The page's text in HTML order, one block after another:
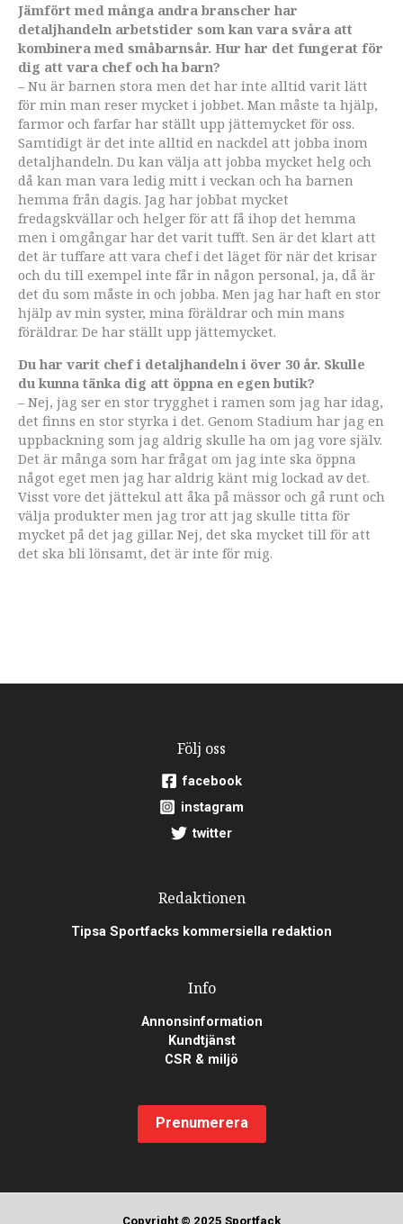
Jämfört med många andra branscher har
detaljhandeln arbetstider som kan vara svåra att
kombinera med småbarnsår. Hur har det fungerat för
dig att vara chef och ha barn?
– Nu är barnen stora men det har inte alltid varit lätt
för min man reser mycket i jobbet. Man måste ta hjälp,
farmor och farfar har ställt upp jättemycket för oss.
Samtidigt är det inte alltid en nackdel att jobba inom
detaljhandeln. Du kan välja att jobba mycket helg och
då kan man vara ledig mitt i veckan och ha barnen
hemma från dagis. Jag har jobbat mycket
fredagskvällar och helger för att få ihop det hemma
men i omgångar har det varit tufft. Sen är det klart att
det är tuffare att vara chef i det läget för när det krisar
och du till exempel inte får in någon personal, ja, då är
det du som måste in och jobba. Men jag har haft en stor
hjälp av min syster, mina föräldrar och min mans
föräldrar. De har ställt upp jättemycket.
Du har varit chef i detaljhandeln i över 30 år. Skulle
du kunna tänka dig att öppna en egen butik?
– Nej, jag ser en stor trygghet i ramen som jag har idag,
det finns en stor styrka i det. Genom Stadium har jag en
uppbackning som jag aldrig skulle ha om jag vore själv.
Det är många som har frågat om jag inte ska öppna
något eget men jag har aldrig känt mig lockad av det.
Visst vore det jättekul att åka på mässor och gå runt och
välja produkter men jag tror att jag skulle titta för
mycket på det jag gillar. Nej, det ska mycket till för att
det ska bli lönsamt, det är inte för mig.
Följ oss
facebook
instagram
twitter
Redaktionen
Tipsa Sportfacks kommersiella redaktion
Info
Annonsinformation
Kundtjänst
CSR & miljö
Prenumerera
Copyright © 2025 Sportfack